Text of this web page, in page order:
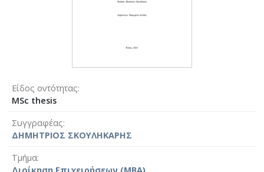
Είδος οντότητας
MSc thesis
Συγγραφέας
ΔΗΜΗΤΡΙΟΣ ΣΚΟΥΛΗΚΑΡΗΣ
Τμήμα
Διοίκηση Επιχειρήσεων (MBA)